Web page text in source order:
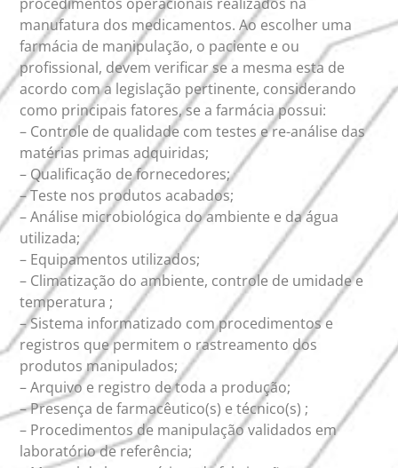
manufatura dos medicamentos. Ao escolher uma
farmácia de manipulação, o paciente e ou
profissional, devem verificar se a mesma esta de
acordo com a legislação pertinente, considerando
como principais fatores, se a farmácia possui:
– Controle de qualidade com testes e re-análise das
matérias primas adquiridas;
– Qualificação de fornecedores;
– Teste nos produtos acabados;
– Análise microbiológica do ambiente e da água
utilizada;
– Equipamentos utilizados;
– Climatização do ambiente, controle de umidade e
temperatura ;
– Sistema informatizado com procedimentos e
registros que permitem o rastreamento dos
produtos manipulados;
– Arquivo e registro de toda a produção;
– Presença de farmacêutico(s) e técnico(s) ;
– Procedimentos de manipulação validados em
laboratório de referência;